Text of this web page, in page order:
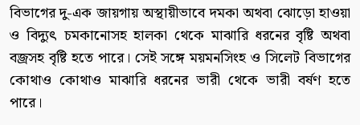
বিভাগের দু-এক জায়গায় অস্থায়ীভাবে দমকা অথবা ঝোড়ো হাওয়া
ও বিদ্যুৎ চমকানোসহ হালকা থেকে মাঝারি ধরনের বৃষ্টি অথবা
বজ্রসহ বৃষ্টি হতে পারে। সেই সঙ্গে ময়মনসিংহ ও সিলেট বিভাগের
কোথাও কোথাও মাঝারি ধরনের ভারী থেকে ভারী বর্ষণ হতে
পারে।